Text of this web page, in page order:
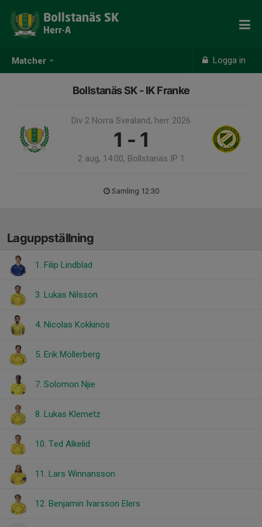
Matcher Logga in
Bollstanäs SK
Herr-A
Bollstanäs SK - IK Franke
Div 2 Norra Svealand, herr 2026
1 - 1
2 aug, 14:00, Bollstanäs IP 1
Samling 12:30
Laguppställning
1. Filip Lindblad
3. Lukas Nilsson
4. Nicolas Kokkinos
5. Erik Möllerberg
7. Solomon Njie
8. Lukas Klemetz
10. Ted Alkelid
11. Lars Winnansson
12. Benjamin Ivarsson Elers